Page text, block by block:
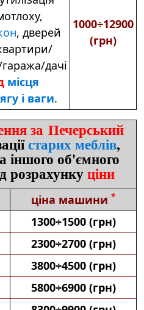
, дверей
дачі
місця
і ваги.
1000÷12900
(грн)
за Печерський
старих меблів,
іншого об'ємного
розрахункуціни
ціна машини *
1300÷1500 (грн)
2300÷2700 (грн)
3800÷4500 (грн)
5800÷6900 (грн)